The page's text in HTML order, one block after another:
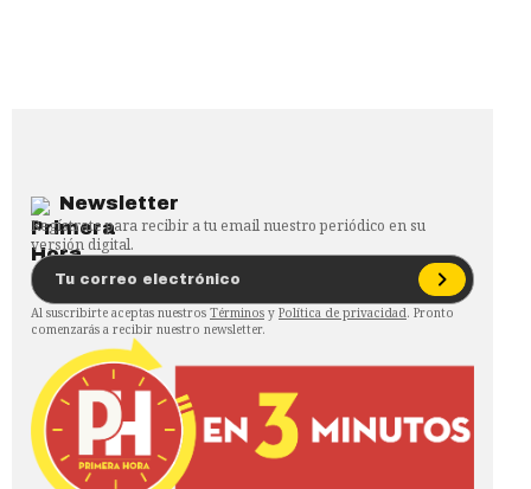
Newsletter
Regístrate para recibir a tu email nuestro periódico en su
versión digital.
Al suscribirte aceptas nuestros Términos y Política de privacidad. Pronto
comenzarás a recibir nuestro newsletter.